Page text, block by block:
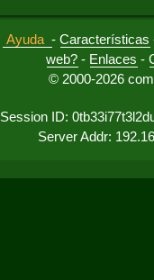
Ayuda -Características
web? - Enlaces -
© 2000-2026
Session ID:
Server Addr: